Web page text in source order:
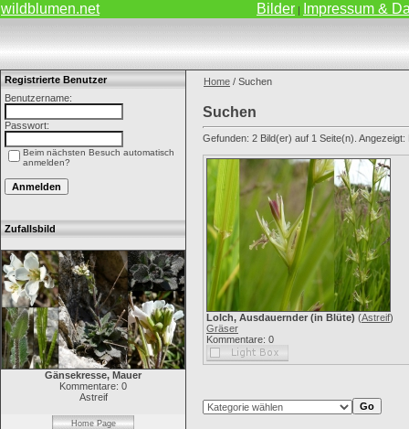
wildblumen.net Bilder | Impressum &
Registrierte Benutzer
Benutzername:
Passwort:
Beim nächsten Besuch automatisch
anmelden?
Zufallsbild
Gänsekresse, Mauer
Kommentare: 0
Astreif
Home Page
Home / Suchen
Suchen
Gefunden: 2 Bild(er) auf 1 Seite(n). Angezeigt:
Lolch, Ausdauernder (in Blüte) (Astreif)
Gräser
Kommentare: 0